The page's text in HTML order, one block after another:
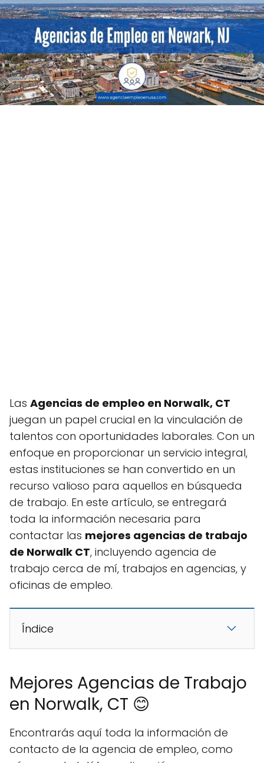
Las Agencias de empleo en Norwalk, CT
juegan un papel crucial en la vinculación de
talentos con oportunidades laborales. Con un
enfoque en proporcionar un servicio integral,
estas instituciones se han convertido en un
recurso valioso para aquellos en búsqueda
de trabajo. En este artículo, se entregará
toda la información necesaria para
contactar las mejores agencias de trabajo
de Norwalk CT, incluyendo agencia de
trabajo cerca de mí, trabajos en agencias, y
oficinas de empleo.
Índice
Mejores Agencias de Trabajo
en Norwalk, CT 😊
Encontrarás aquí toda la información de
contacto de la agencia de empleo, como